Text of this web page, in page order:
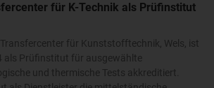
für K-Technik als Prüfinstitut
für Kunststofftechnik, Wels, ist
als Prüfinstitut für ausgewählte
und thermische Tests akkreditiert.